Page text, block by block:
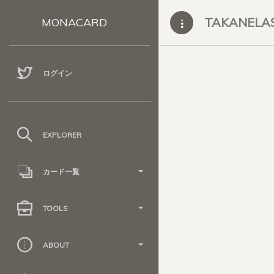
MONACARD
ログイン
EXPLORER
カード一覧
TOOLS
ABOUT